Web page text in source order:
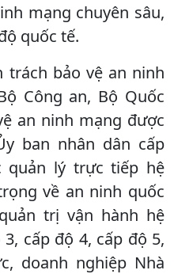
mạng chuyên sâu,
quốc tế.
trách bảo vệ an ninh
Công an, Bộ Quốc
an ninh mạng được
ban nhân dân cấp
quản lý trực tiếp hệ
về an ninh quốc
trị vận hành hệ
cấp độ 4, cấp độ 5,
doanh nghiệp Nhà